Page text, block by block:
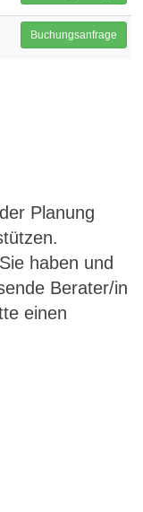
Buchungsanfrage
Planung
haben und
Berater/in
einen